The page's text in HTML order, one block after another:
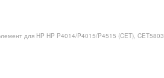
для HP HP P4014/P4015/P4515 (CET), CET5803